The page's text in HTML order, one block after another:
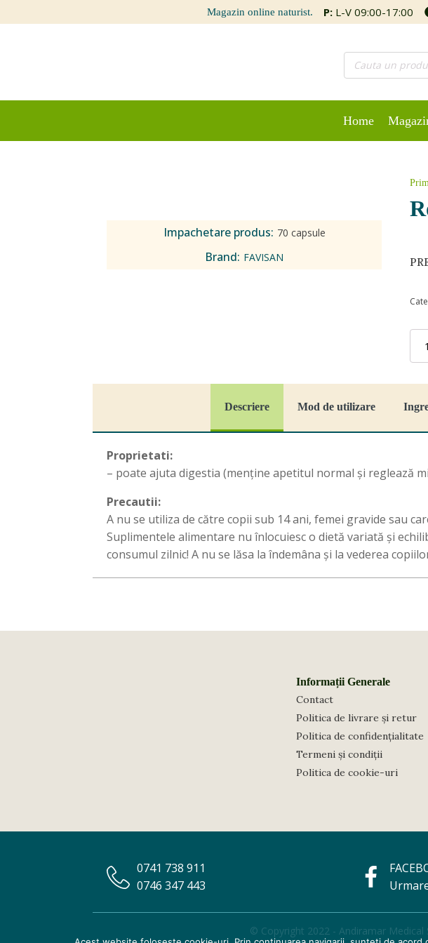
Magazin online naturist. P:L-V 09:00-17:00
Home
Impachetare produs: 70 capsule
Brand: FAVISAN
Descriere Mod de utilizare
Proprietati:
– poate ajuta digestia (menține apetitul normal și reglează
Precautii:
A nu se utiliza de către copii sub 14 ani, femei gravide sau
Suplimentele alimentare nu înlocuiesc o dietă variată și
consumul zilnic! A nu se lăsa la îndemâna și la vederea
Informații Generale
Contact
Politica de livrare și retur
Politica de confidențialitate
Termeni și condiții
Politica de cookie-uri
0741 738 911
0746 347 443
© Copyright 2022 - Andiramar Medical